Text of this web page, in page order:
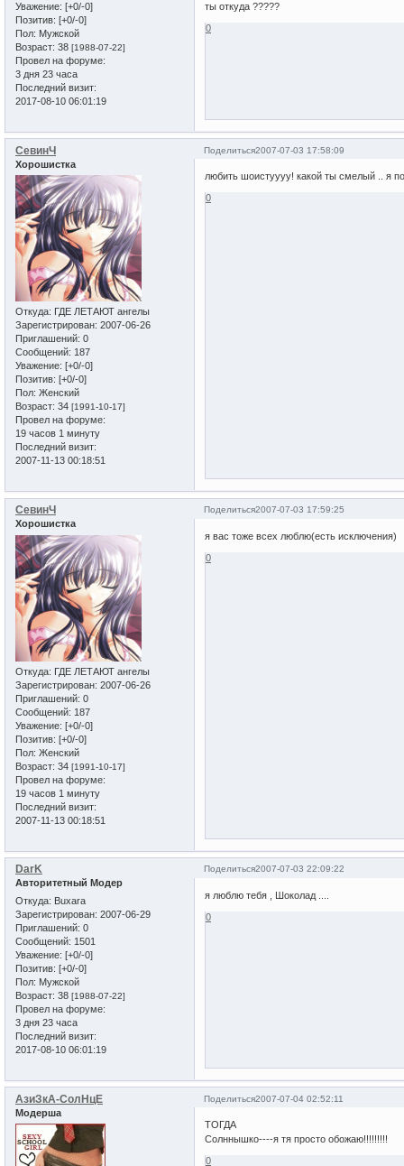
Уважение: [+0/-0]
Позитив: [+0/-0]
Пол: Мужской
Возраст: 38 [1988-07-22]
Провел на форуме:
3 дня 23 часа
Последний визит:
2017-08-10 06:01:19
ты откуда ?????
0
Поделиться2007-07-03 17:58:09
СевинЧ
Хорошистка
Откуда: ГДЕ ЛЕТАЮТ ангелы
Зарегистрирован: 2007-06-26
Приглашений: 0
Сообщений: 187
Уважение: [+0/-0]
Позитив: [+0/-0]
Пол: Женский
Возраст: 34 [1991-10-17]
Провел на форуме:
19 часов 1 минуту
Последний визит:
2007-11-13 00:18:51
любить шоистуууу! какой ты смелый .. я
0
Поделиться2007-07-03 17:59:25
СевинЧ
Хорошистка
Откуда: ГДЕ ЛЕТАЮТ ангелы
Зарегистрирован: 2007-06-26
Приглашений: 0
Сообщений: 187
Уважение: [+0/-0]
Позитив: [+0/-0]
Пол: Женский
Возраст: 34 [1991-10-17]
Провел на форуме:
19 часов 1 минуту
Последний визит:
2007-11-13 00:18:51
я вас тоже всех люблю(есть исключения)
0
Поделиться2007-07-03 22:09:22
DarK
Авторитетный Модер
Откуда: Buxara
Зарегистрирован: 2007-06-29
Приглашений: 0
Сообщений: 1501
Уважение: [+0/-0]
Позитив: [+0/-0]
Пол: Мужской
Возраст: 38 [1988-07-22]
Провел на форуме:
3 дня 23 часа
Последний визит:
2017-08-10 06:01:19
я люблю тебя , Шоколад ....
0
Поделиться2007-07-04 02:52:11
АзиЗкА-СолНцЕ
Модерша
ТОГДА
Солннышко----я тя просто обожаю!!!!!!!!!
0